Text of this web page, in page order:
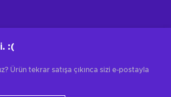
:(
Ürün tekrar satışa çıkınca sizi e-postayla